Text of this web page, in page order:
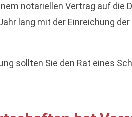
notariellen Vertrag auf
lang mit der Einreichung
sollten Sie den Rat eines